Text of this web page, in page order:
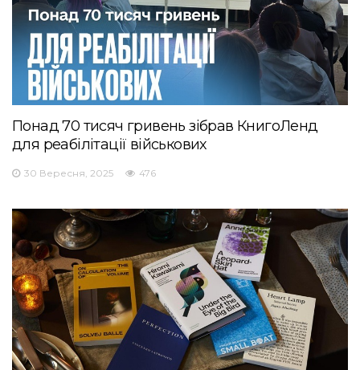
Понад 70 тисяч гривень зібрав КнигоЛенд
для реабілітації військових
30 Вересня, 2025 476